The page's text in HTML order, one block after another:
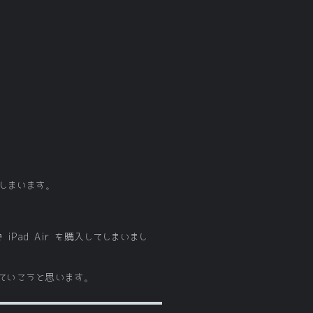
います。
iPad Air を購入してしまいまし
こうと思います。